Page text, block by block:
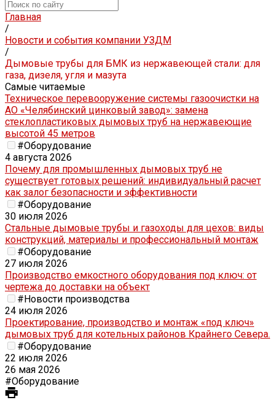
Главная
/
Новости и события компании УЗДМ
/
Дымовые трубы для БМК из нержавеющей стали: для
газа, дизеля, угля и мазута
Самые читаемые
Техническое перевооружение системы газоочистки на
АО «Челябинский цинковый завод»: замена
стеклопластиковых дымовых труб на нержавеющие
высотой 45 метров
#Оборудование
4 августа 2026
Почему для промышленных дымовых труб не
существует готовых решений: индивидуальный расчет
как залог безопасности и эффективности
#Оборудование
30 июля 2026
Стальные дымовые трубы и газоходы для цехов: виды
конструкций, материалы и профессиональный монтаж
#Оборудование
27 июля 2026
Производство емкостного оборудования под ключ: от
чертежа до доставки на объект
#Новости производства
24 июля 2026
Проектирование, производство и монтаж «под ключ»
дымовых труб для котельных районов Крайнего Севера.
#Оборудование
22 июля 2026
26 мая 2026
#Оборудование